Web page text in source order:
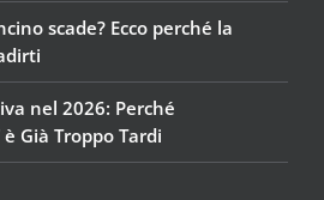
scade? Ecco perché la
nel 2026: Perché
Già Troppo Tardi